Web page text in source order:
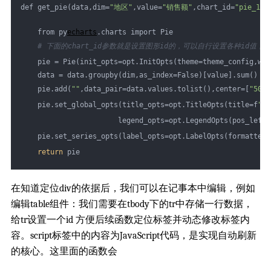
def get_pie(data,dim="地区" ,value="销售额" ,chart_id="pie_1"
from pyecharts .charts import Pie
# 下面的chart_id参数就是设置图形id的，可以自行设置各种id值，别
pie =
data = data.groupby(dim,as_index=False)[value].sum()
pie.add( "" ,data_pair=data.values.tolist(),center=[ "50%"
pie.set_global_opts(title_opts=opt.TitleOpts(title=f"
legend_opts=opt.LegendOpts(pos_left=
pie.set_series_opts(label_opts=opt.LabelOpts(formatter=
return pie
在知道定位div的依据后，我们可以在记事本中编辑，例如
编辑table组件：我们需要在tbody下的tr中存储一行数据，
给tr设置一个id 方便后续函数定位标签并动态修改标签内
容。script标签中的内容为JavaScript代码，是实现自动刷新
的核心。这里面的函数会